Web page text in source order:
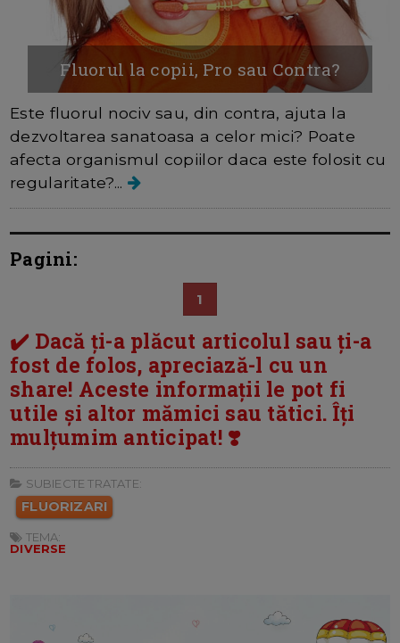
Fluorul la copii, Pro sau Contra?
Este fluorul nociv sau, din contra, ajuta la
dezvoltarea sanatoasa a celor mici? Poate
afecta organismul copiilor daca este folosit cu
regularitate?...
Pagini:
1
✔️ Dacă ți-a plăcut articolul sau ți-a
fost de folos, apreciază-l cu un
share! Aceste informații le pot fi
utile și altor mămici sau tătici. Îți
mulțumim anticipat! ❣️
SUBIECTE TRATATE:
FLUORIZARI
TEMA:
DIVERSE